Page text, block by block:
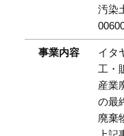
汚染
事業内容
イタ
工・
産業
の最
廃棄